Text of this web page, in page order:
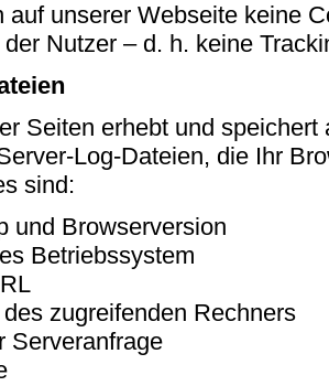
auf unserer Webseite keine
Nutzer – d. h. keine
Seiten erhebt und
Log-Dateien, die Ihr
sind:
und Browserversion
Betriebssystem
zugreifenden Rechners
Serveranfrage